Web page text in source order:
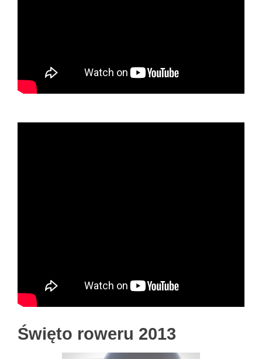
Święto roweru 2013